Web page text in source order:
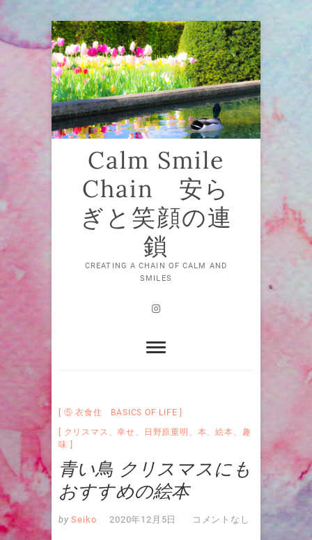
Skip
to
content
Calm Smile
Chain 安ら
ぎと笑顔の連
鎖
CREATING A CHAIN OF CALM AND
SMILES
Instagram
⑤ 衣食住 BASICS OF LIFE
クリスマス
、幸せ 日野原重明 本 、絵本
趣
味
青い鳥 クリスマスにも
おすすめの絵本
by Seiko 2020年12月5日 コメントなし